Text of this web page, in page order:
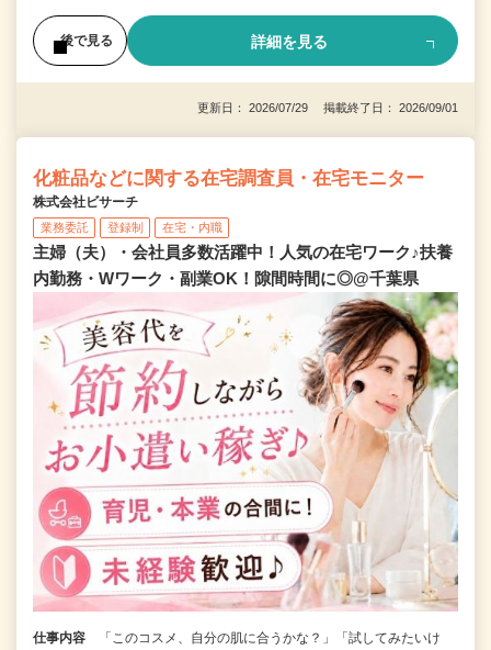
後で見る 詳細を見る
更新日： 2026/07/29 掲載終了日： 2026/09/01
化粧品などに関する在宅調査員・在宅モニター
株式会社ビサーチ
業務委託 登録制 在宅・内職
主婦（夫）・会社員多数活躍中！人気の在宅ワーク♪扶養
内勤務・Wワーク・副業OK！隙間時間に◎@千葉県
仕事内容
「このコスメ、自分の肌に合うかな？」「試してみたいけ